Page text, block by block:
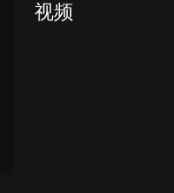
视频